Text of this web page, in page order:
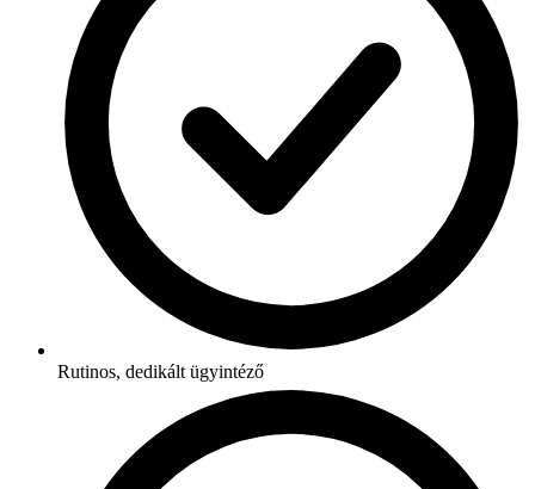
Rutinos, dedikált ügyintéző